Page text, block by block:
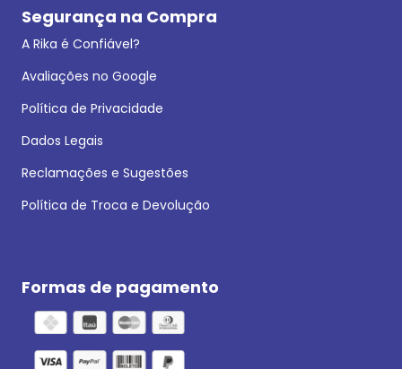
Segurança na Compra
A Rika é Confiável?
Avaliações no Google
Política de Privacidade
Dados Legais
Reclamações e Sugestões
Política de Troca e Devolução
Formas de pagamento